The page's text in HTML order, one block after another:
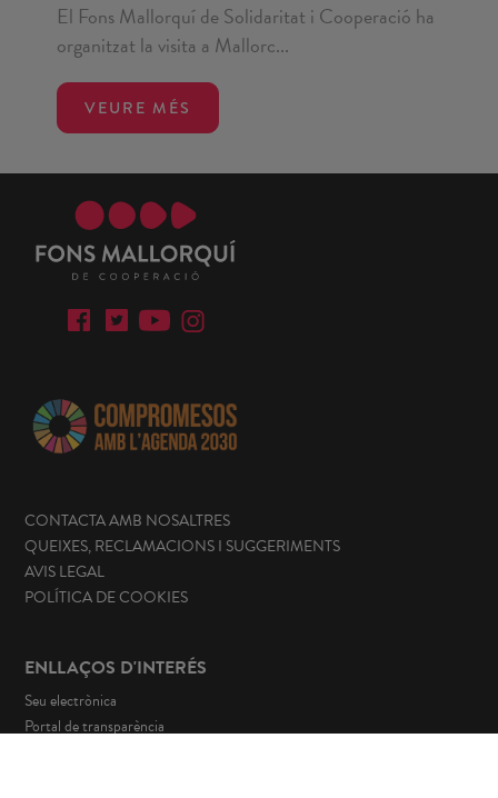
El Fons Mallorquí de Solidaritat i Cooperació ha
organitzat la visita a Mallorc...
VEURE MÉS
CONTACTA AMB NOSALTRES
QUEIXES, RECLAMACIONS I SUGGERIMENTS
AVIS LEGAL
POLÍTICA DE COOKIES
ENLLAÇOS D'INTERÉS
Seu electrònica
Portal de transparència